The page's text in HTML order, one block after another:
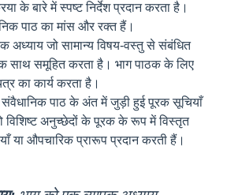
के बारे में स्पष्ट निर्देश प्रदान करता है।
पाठ का मांस और रक्त हैं।
अध्याय जो सामान्य विषय-वस्तु से संबंधित
साथ समूहित करता है। भाग पाठक के लिए
का कार्य करता है।
पाठ के अंत में जुड़ी हुई पूरक सूचियाँ
विशिष्ट अनुच्छेदों के पूरक के रूप में विस्तृत
या औपचारिक प्रारूप प्रदान करती हैं।